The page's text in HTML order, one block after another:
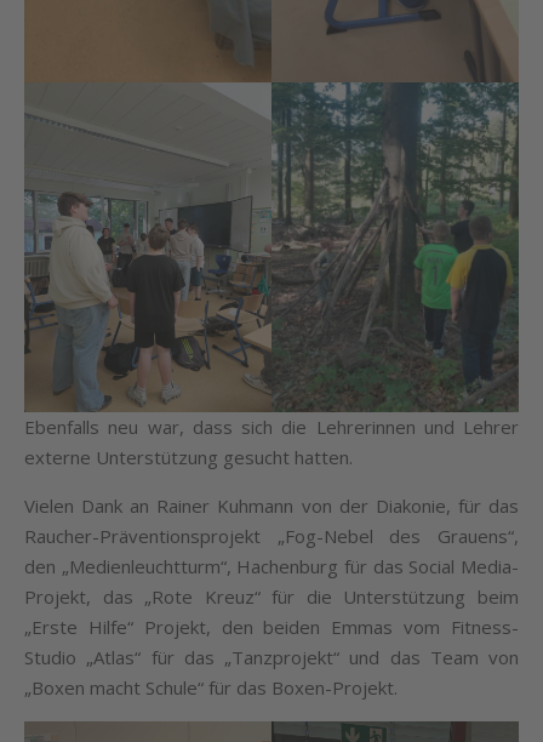
Ebenfalls neu war, dass sich die Lehrerinnen und Lehrer
externe Unterstützung gesucht hatten.
Vielen Dank an Rainer Kuhmann von der Diakonie, für das
Raucher-Präventionsprojekt „Fog-Nebel des Grauens“,
den „Medienleuchtturm“, Hachenburg für das Social Media-
Projekt, das „Rote Kreuz“ für die Unterstützung beim
„Erste Hilfe“ Projekt, den beiden Emmas vom Fitness-
Studio „Atlas“ für das „Tanzprojekt“ und das Team von
„Boxen macht Schule“ für das Boxen-Projekt.